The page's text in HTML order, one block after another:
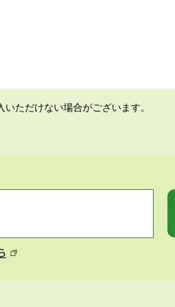
ただけない場合がございます。